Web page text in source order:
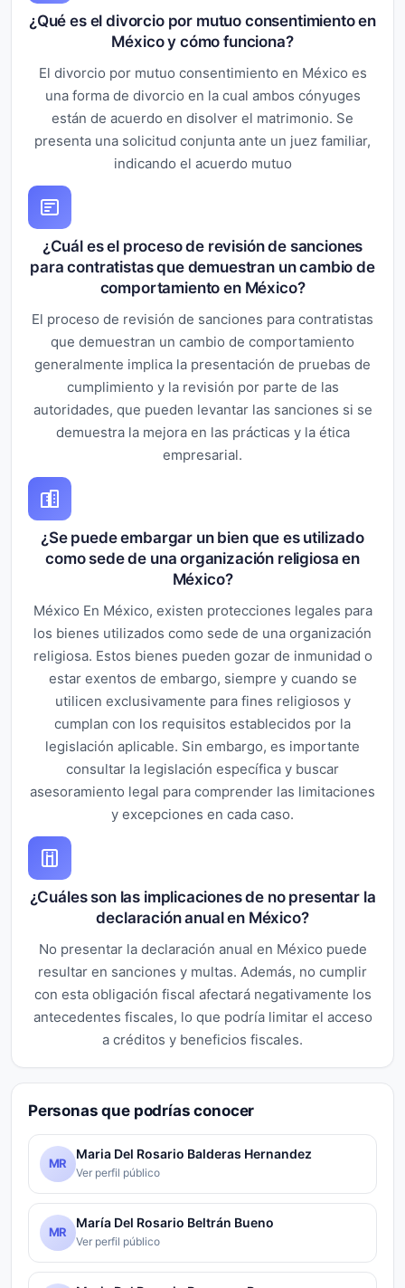
¿Qué es el divorcio por mutuo consentimiento en
México y cómo funciona?
El divorcio por mutuo consentimiento en México es
una forma de divorcio en la cual ambos cónyuges
están de acuerdo en disolver el matrimonio. Se
presenta una solicitud conjunta ante un juez familiar,
indicando el acuerdo mutuo
¿Cuál es el proceso de revisión de sanciones
para contratistas que demuestran un cambio de
comportamiento en México?
El proceso de revisión de sanciones para contratistas
que demuestran un cambio de comportamiento
generalmente implica la presentación de pruebas de
cumplimiento y la revisión por parte de las
autoridades, que pueden levantar las sanciones si se
demuestra la mejora en las prácticas y la ética
empresarial.
¿Se puede embargar un bien que es utilizado
como sede de una organización religiosa en
México?
México En México, existen protecciones legales para
los bienes utilizados como sede de una organización
religiosa. Estos bienes pueden gozar de inmunidad o
estar exentos de embargo, siempre y cuando se
utilicen exclusivamente para fines religiosos y
cumplan con los requisitos establecidos por la
legislación aplicable. Sin embargo, es importante
consultar la legislación específica y buscar
asesoramiento legal para comprender las limitaciones
y excepciones en cada caso.
¿Cuáles son las implicaciones de no presentar la
declaración anual en México?
No presentar la declaración anual en México puede
resultar en sanciones y multas. Además, no cumplir
con esta obligación fiscal afectará negativamente los
antecedentes fiscales, lo que podría limitar el acceso
a créditos y beneficios fiscales.
Personas que podrías conocer
MR
Maria Del Rosario Balderas Hernandez
Ver perfil público
MR
María Del Rosario Beltrán Bueno
Ver perfil público